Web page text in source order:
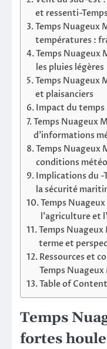
et ressenti-
Temps Nuageux
températures :
Temps Nuageux
les pluies légères
Temps Nuageux
et plaisanciers
Impact du
Temps Nuageux
d’informations
Temps Nuageux
conditions
Implications du -
la sécurité
Temps
l’agriculture et
Temps Nuageux
terme et
Ressources et
Temps
Table of
Temps
fortes